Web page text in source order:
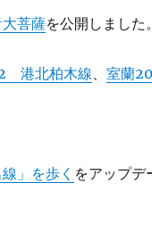
菩薩を公開しました。
港北柏木線、 室蘭
」を歩く をアップデ